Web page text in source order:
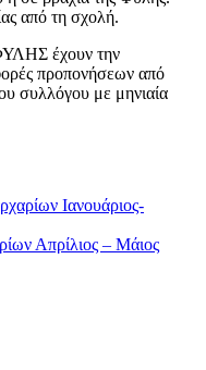
από τη σχολή.
έχουν την
προπονήσεων από
συλλόγου με μηνιαία
Ιανουάριος-
Απρίλιος – Μάιος